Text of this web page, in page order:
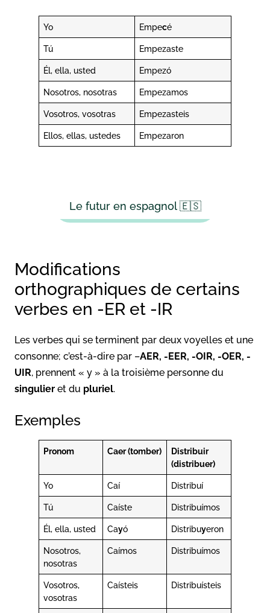
Yo Empecé
Tú Empezaste
Él, ella, usted Empezó
Nosotros, nosotras Empezamos
Vosotros, vosotras Empezasteis
Ellos, ellas, ustedes Empezaron
Le futur en espagnol 🇪🇸
Modifications
orthographiques de certains
verbes en -ER et -IR
Les verbes qui se terminent par deux voyelles et une
consonne; c’est-à-dire par –AER, -EER, -OIR, -OER, -
UIR, prennent « y » à la troisième personne du
singulier et du pluriel.
Exemples
Pronom Caer (tomber)
Distribuir
(distribuer)
Yo Caí Distribuí
Tú Caíste Distribuímos
Él, ella, usted Cayó Distribuyeron
Nosotros,
nosotras
Caímos Distribuímos
Vosotros,
vosotras
Caísteis Distribuísteis